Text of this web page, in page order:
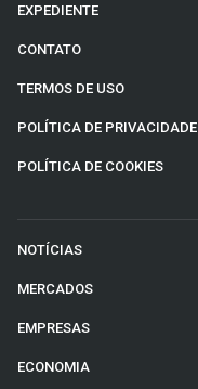
EXPEDIENTE
CONTATO
TERMOS DE USO
POLÍTICA DE PRIVACIDADE
POLÍTICA DE COOKIES
NOTÍCIAS
MERCADOS
EMPRESAS
ECONOMIA